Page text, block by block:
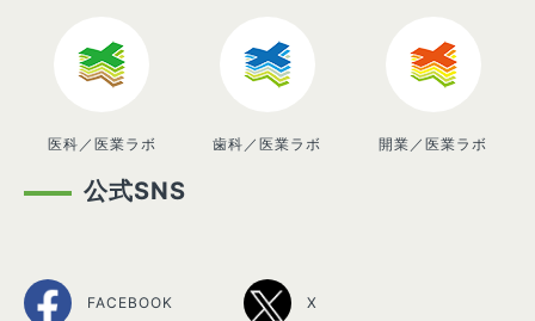
医科／医業ラボ 歯科／医業ラボ 開業／医業ラボ
公式SNS
FACEBOOK X